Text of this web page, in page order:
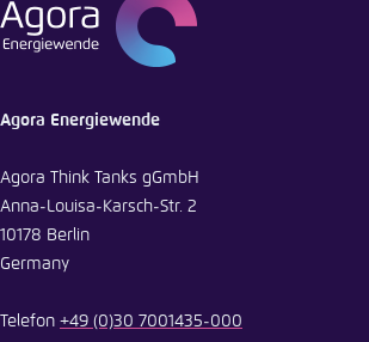
Agora Energiewende
Agora Think Tanks gGmbH
Anna-Louisa-Karsch-Str. 2
10178 Berlin
Germany
Telefon +49 (0)30 7001435-000